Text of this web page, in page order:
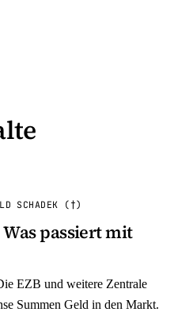
SCHADEK (†)
passiert mit
EZB und weitere Zentrale
Summen Geld in den Markt.